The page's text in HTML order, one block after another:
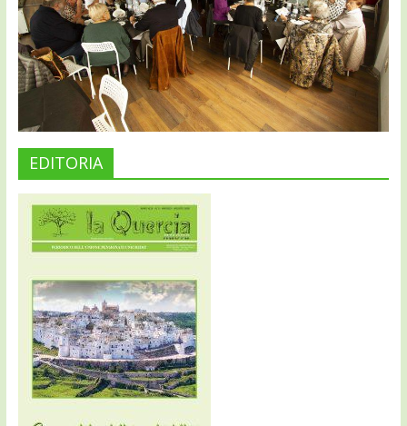
EDITORIA